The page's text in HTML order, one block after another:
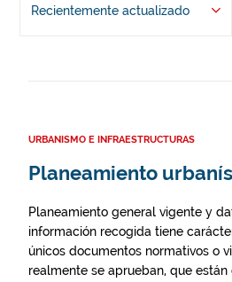
Recientemente actualizado
URBANISMO E INFRAESTRUCTURAS
Planeamiento
Planeamiento general vigente y
información recogida tiene
únicos documentos normativos o
realmente se aprueban, que